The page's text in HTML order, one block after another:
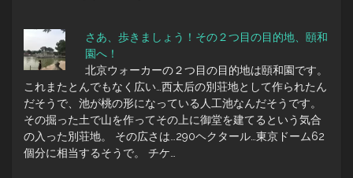
さあ、歩きましょう！その２つ目の目的地、頤和
園へ！
北京ウォーカーの２つ目の目的地は頤和園です。
これまたとんでもなく広い…西太后の別荘地として作られたん
だそうで、池が桃の形になっている人工池なんだそうです。
その掘った土で山を作ってその上に御堂を建てるという気合
の入った別荘地。 その広さは…290ヘクタール…東京ドーム62
個分に相当するそうで。 チケ…